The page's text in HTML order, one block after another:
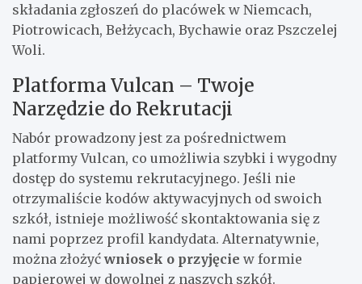
składania zgłoszeń do placówek w Niemcach,
Piotrowicach, Bełżycach, Bychawie oraz Pszczelej
Woli.
Platforma Vulcan – Twoje
Narzędzie do Rekrutacji
Nabór prowadzony jest za pośrednictwem
platformy Vulcan, co umożliwia szybki i wygodny
dostęp do systemu rekrutacyjnego. Jeśli nie
otrzymaliście kodów aktywacyjnych od swoich
szkół, istnieje możliwość skontaktowania się z
nami poprzez profil kandydata. Alternatywnie,
można złożyćwniosek o przyjęcie w formie
papierowej w dowolnej z naszych szkół.